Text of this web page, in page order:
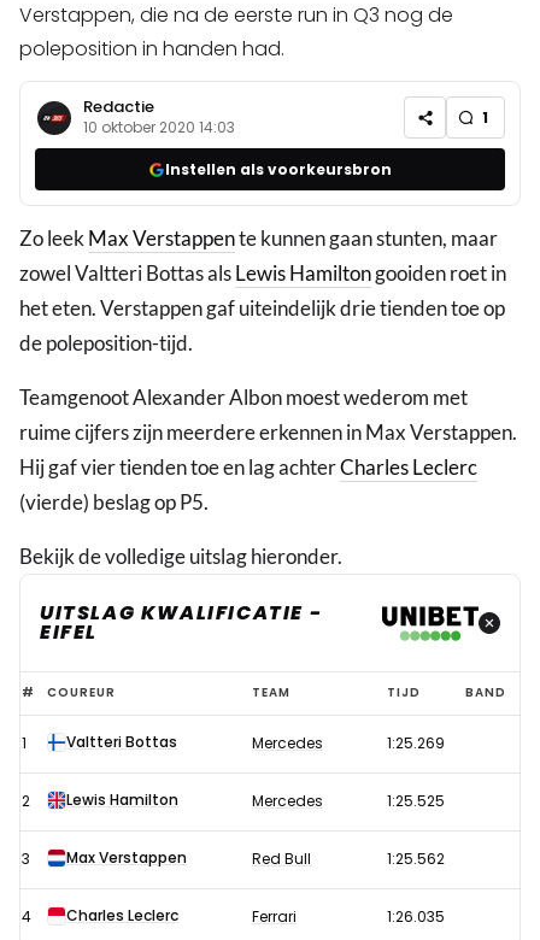
Verstappen, die na de eerste run in Q3 nog de
poleposition in handen had.
Redactie
10 oktober 2020 14:03 1
Instellen als voorkeursbron
Zo leekMax Verstappente kunnen gaan stunten, maar
zowel Valtteri Bottas alsLewis Hamiltongooiden roet in
het eten. Verstappen gaf uiteindelijk drie tienden toe op
de poleposition-tijd.
Teamgenoot Alexander Albon moest wederom met
ruime cijfers zijn meerdere erkennen in Max Verstappen.
Hij gaf vier tienden toe en lag achterCharles Leclerc
(vierde) beslag op P5.
Bekijk de volledige uitslag hieronder.
UITSLAG KWALIFICATIE -
EIFEL
Uitslag
kwalificatie
Formule
1
van
de
Eifel
# COUREUR TEAM TIJD BAND
1 Valtteri Bottas Mercedes 1:25.269
2 Lewis Hamilton Mercedes 1:25.525
3 Max Verstappen Red Bull 1:25.562
4 Charles Leclerc Ferrari 1:26.035